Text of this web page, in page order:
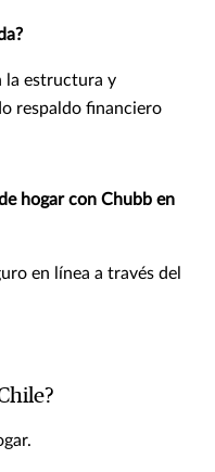
la estructura y
respaldo financiero
hogar con Chubb en
en línea a través del